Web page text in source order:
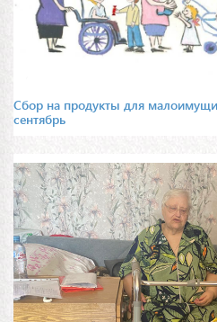
Сбор на продукты для
сентябрь